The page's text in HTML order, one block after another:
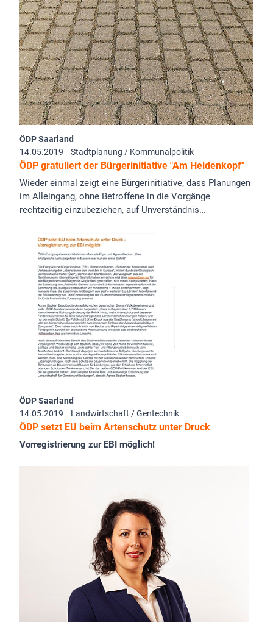
ÖDP Saarland
14.05.2019
Stadtplanung / Kommunalpolitik
ÖDP gratuliert der Bürgerinitiative "Am Heidenkopf"
Wieder einmal zeigt eine Bürgerinitiative, dass Planungen
im Alleingang, ohne Betroffene in die Vorgänge
rechtzeitig einzubeziehen, auf Unverständnis…
ÖDP Saarland
14.05.2019
Landwirtschaft / Gentechnik
ÖDP setzt EU beim Artenschutz unter Druck
Vorregistrierung zur EBI möglich!